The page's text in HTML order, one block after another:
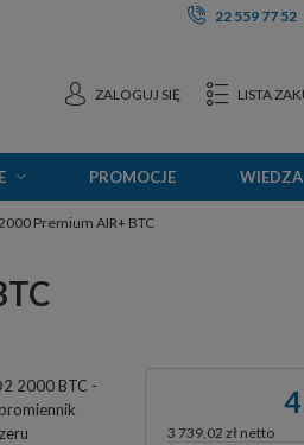
22 559 77 52
ZALOGUJ SIĘ LISTA
PROMOCJE WIEDZA
Premium AIR+ BTC
2000 BTC -
3 739,02 zł